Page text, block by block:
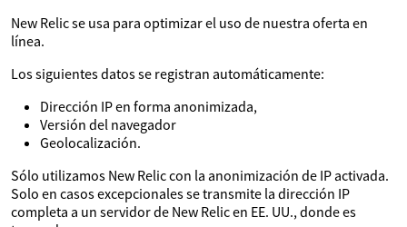
New Relic se usa para optimizar el uso de nuestra oferta en
línea.
Los siguientes datos se registran automáticamente:
Dirección IP en forma anonimizada,
Versión del navegador
Geolocalización.
Sólo utilizamos New Relic con la anonimización de IP activada.
Solo en casos excepcionales se transmite la dirección IP
completa a un servidor de New Relic en EE. UU., donde es